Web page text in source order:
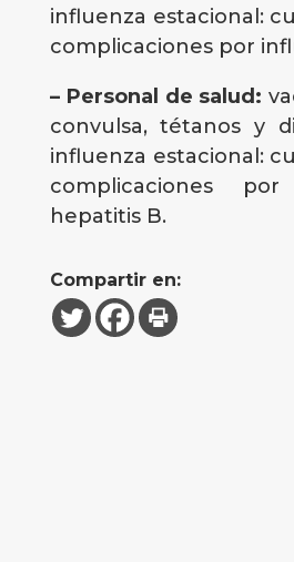
influenza estacional:
complicaciones por
– Personal de salud:
convulsa, tétanos y
influenza estacional:
complicaciones
hepatitis B.
Compartir en: